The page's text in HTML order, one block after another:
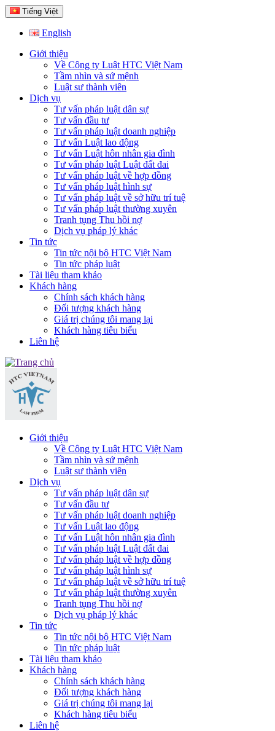
Tiếng Việt
English
Giới thiệu
Về Công ty Luật HTC Việt Nam
Tầm nhìn và sứ mệnh
Luật sư thành viên
Dịch vụ
Tư vấn pháp luật dân sự
Tư vấn đầu tư
Tư vấn pháp luật doanh nghiệp
Tư vấn Luật lao động
Tư vấn Luật hôn nhân gia đình
Tư vấn pháp luật Luật đất đai
Tư vấn pháp luật về hợp đồng
Tư vấn pháp luật hình sự
Tư vấn pháp luật về sở hữu trí tuệ
Tư vấn pháp luật thường xuyên
Tranh tụng Thu hồi nợ
Dịch vụ pháp lý khác
Tin tức
Tin tức nội bộ HTC Việt Nam
Tin tức pháp luật
Tài liệu tham khảo
Khách hàng
Chính sách khách hàng
Đối tượng khách hàng
Giá trị chúng tôi mang lại
Khách hàng tiêu biểu
Liên hệ
Giới thiệu
Về Công ty Luật HTC Việt Nam
Tầm nhìn và sứ mệnh
Luật sư thành viên
Dịch vụ
Tư vấn pháp luật dân sự
Tư vấn đầu tư
Tư vấn pháp luật doanh nghiệp
Tư vấn Luật lao động
Tư vấn Luật hôn nhân gia đình
Tư vấn pháp luật Luật đất đai
Tư vấn pháp luật về hợp đồng
Tư vấn pháp luật hình sự
Tư vấn pháp luật về sở hữu trí tuệ
Tư vấn pháp luật thường xuyên
Tranh tụng Thu hồi nợ
Dịch vụ pháp lý khác
Tin tức
Tin tức nội bộ HTC Việt Nam
Tin tức pháp luật
Tài liệu tham khảo
Khách hàng
Chính sách khách hàng
Đối tượng khách hàng
Giá trị chúng tôi mang lại
Khách hàng tiêu biểu
Liên hệ